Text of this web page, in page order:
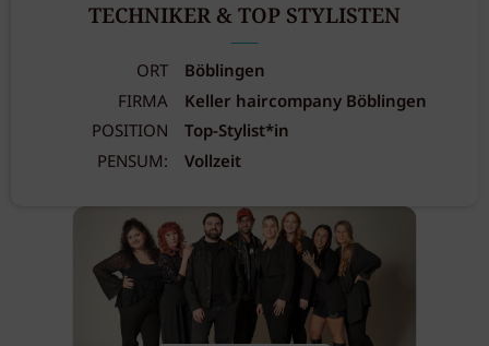
TECHNIKER & TOP STYLISTEN
ORT
Böblingen
FIRMA
Keller haircompany Böblingen
POSITION
Top-Stylist*in
PENSUM:
Vollzeit